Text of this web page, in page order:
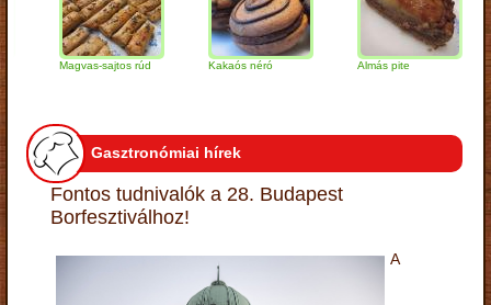
Magvas-sajtos rúd Kakaós néró Almás pite
Gasztronómiai hírek
Fontos tudnivalók a 28. Budapest
Borfesztiválhoz!
A